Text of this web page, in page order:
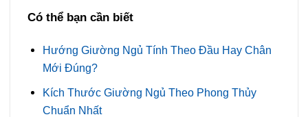
Có thể bạn cần biết
Hướng Giường Ngủ Tính Theo Đầu Hay Chân
Mới Đúng?
Kích Thước Giường Ngủ Theo Phong Thủy
Chuẩn Nhất